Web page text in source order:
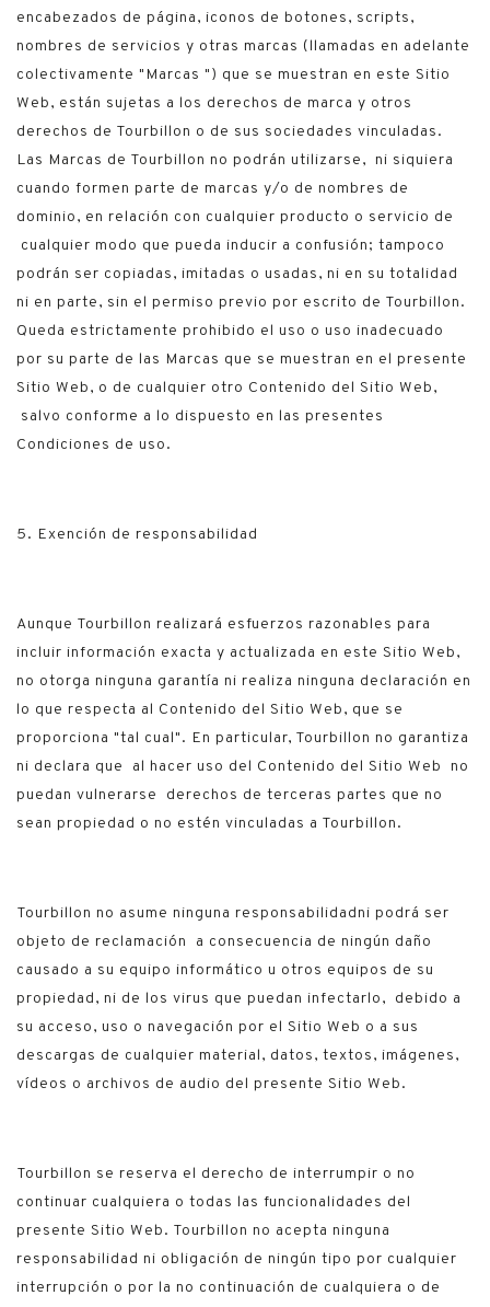
encabezados de página, iconos de botones, scripts,
nombres de servicios y otras marcas (llamadas en adelante
colectivamente "Marcas ") que se muestran en este Sitio
Web, están sujetas a los derechos de marca y otros
derechos de Tourbillon o de sus sociedades vinculadas.
Las Marcas de Tourbillon no podrán utilizarse, ni siquiera
cuando formen parte de marcas y/o de nombres de
dominio, en relación con cualquier producto o servicio de
cualquier modo que pueda inducir a confusión; tampoco
podrán ser copiadas, imitadas o usadas, ni en su totalidad
ni en parte, sin el permiso previo por escrito de Tourbillon.
Queda estrictamente prohibido el uso o uso inadecuado
por su parte de las Marcas que se muestran en el presente
Sitio Web, o de cualquier otro Contenido del Sitio Web,
salvo conforme a lo dispuesto en las presentes
Condiciones de uso.
5. Exención de responsabilidad
Aunque Tourbillon realizará esfuerzos razonables para
incluir información exacta y actualizada en este Sitio Web,
no otorga ninguna garantía ni realiza ninguna declaración en
lo que respecta al Contenido del Sitio Web, que se
proporciona "tal cual". En particular, Tourbillon no garantiza
ni declara que al hacer uso del Contenido del Sitio Web no
puedan vulnerarse derechos de terceras partes que no
sean propiedad o no estén vinculadas a Tourbillon.
Tourbillon no asume ninguna responsabilidadni podrá ser
objeto de reclamación a consecuencia de ningún daño
causado a su equipo informático u otros equipos de su
propiedad, ni de los virus que puedan infectarlo, debido a
su acceso, uso o navegación por el Sitio Web o a sus
descargas de cualquier material, datos, textos, imágenes,
vídeos o archivos de audio del presente Sitio Web.
Tourbillon se reserva el derecho de interrumpir o no
continuar cualquiera o todas las funcionalidades del
presente Sitio Web. Tourbillon no acepta ninguna
responsabilidad ni obligación de ningún tipo por cualquier
interrupción o por la no continuación de cualquiera o de